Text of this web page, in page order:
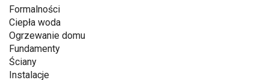
Formalności
Ciepła woda
Ogrzewanie domu
Fundamenty
Ściany
Instalacje